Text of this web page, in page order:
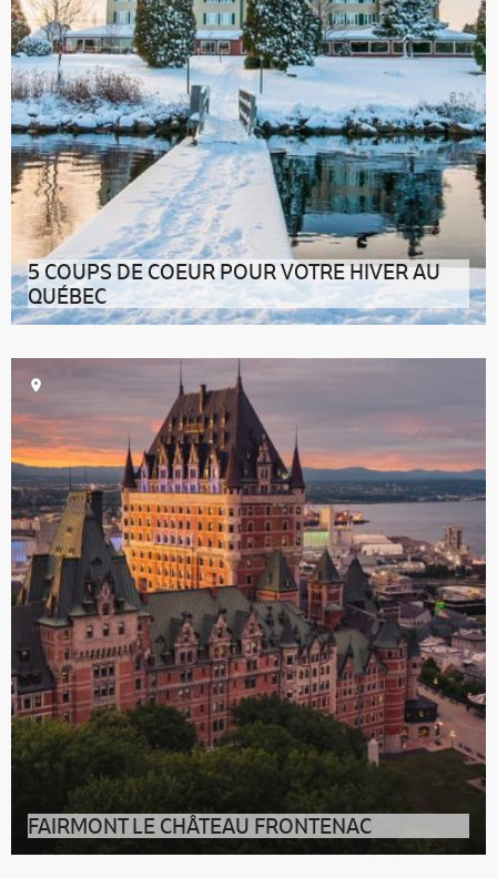
5 COUPS DE COEUR POUR VOTRE HIVER AU
QUÉBEC
Si tous les goûts sont dans la nature de Lanaudière-
Mauricie, toutes les envies
FAIRMONT LE CHÂTEAU FRONTENAC